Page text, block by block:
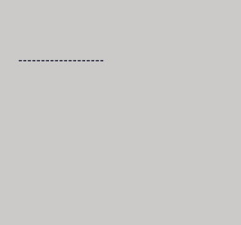
-------------------